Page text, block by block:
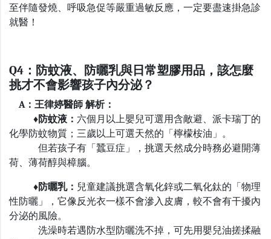
至伴隨發燒、呼吸急促等嚴重過敏反應，一定要盡速掛急診
就醫！
Q4：防蚊液、防曬乳與日常塑膠用品，該怎麼
挑才不會影響孩子內分泌？
A：王律婷醫師 解析：
♦防蚊液： 六個月以上嬰兒可選用含敵避、派卡瑞丁的
化學防蚊物質；三歲以上可選天然的「檸檬桉油」。
但若孩子有「蠶豆症」，挑選天然成分時務必避開薄
荷、薄荷醇與樟腦。
♦防曬乳： 兒童建議挑選含氧化鋅或二氧化鈦的「物理
性防曬」，它像反光衣一樣不會滲入皮膚，較不會有干擾內
分泌的風險。
洗澡時若遇防水型防曬洗不掉，可先用嬰兒油搓揉融